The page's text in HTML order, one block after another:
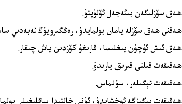
ھەق سۆزلىگەن بىئەجەل ئۆلۈپتۇ.
ھەقنى ھەق سۆزلە يامان بولمايدۇ، رەڭگىرويۇڭ ئەبەدىي
ھەق ئىش ئۈچۈن يىغلىسا، قارىغۇ كۆزدىن ياش چىقار.
ھەقىقەت قىلنى قىرىق يارىدۇ.
ھەقىقەت ئېگىلەر، سۇنماس.
ھەقىقەت بىگىزگە ئوخشايدۇ، ئۇنى خالتىدا ساقلىغىلى